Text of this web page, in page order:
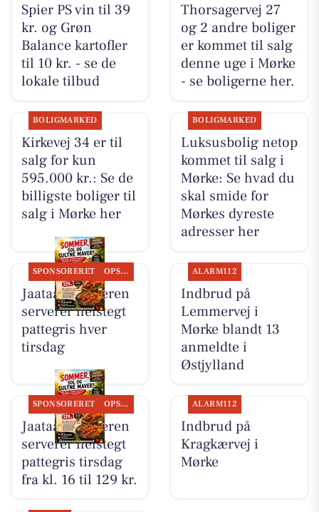
Spier PS vin til 39
kr. og Grøn
Balance kartofler
til 10 kr. - se de
lokale tilbud
Thorsagervej 27
og 2 andre boliger
er kommet til salg
denne uge i Mørke
- se boligerne her.
BOLIGMARKED
Kirkevej 34 er til
salg for kun
595.000 kr.: Se de
billigste boliger til
salg i Mørke her
BOLIGMARKED
Luksusbolig netop
kommet til salg i
Mørke: Se hvad du
skal smide for
Mørkes dyreste
adresser her
SPONSORERET OPSLAGSTAVLEN
Jaataak Slagteren
serverer helstegt
pattegris hver
tirsdag
ALARM112
Indbrud på
Lemmervej i
Mørke blandt 13
anmeldte i
Østjylland
SPONSORERET OPSLAGSTAVLEN
Jaataak Slagteren
serverer helstegt
pattegris tirsdag
fra kl. 16 til 129 kr.
ALARM112
Indbrud på
Kragkærvej i
Mørke